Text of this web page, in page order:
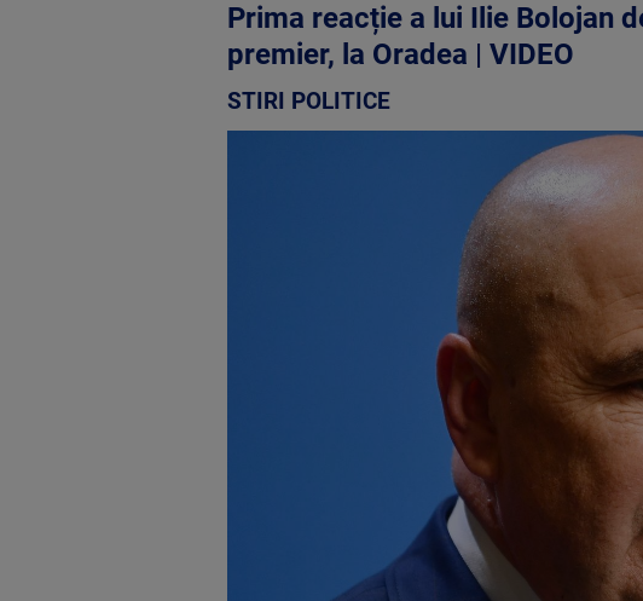
Prima reacție a lui Ilie Bolojan
premier, la Oradea | VIDEO
STIRI POLITICE